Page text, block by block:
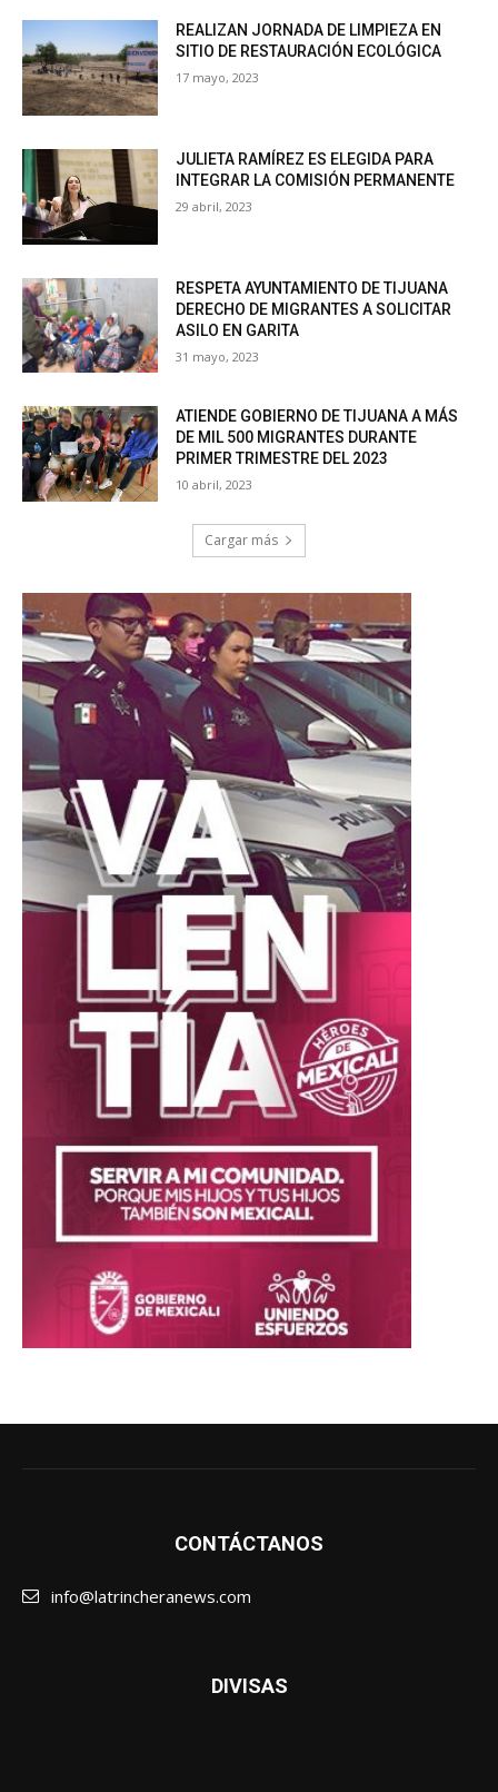
REALIZAN JORNADA DE LIMPIEZA EN
SITIO DE RESTAURACIÓN ECOLÓGICA
17 mayo, 2023
JULIETA RAMÍREZ ES ELEGIDA PARA
INTEGRAR LA COMISIÓN PERMANENTE
29 abril, 2023
RESPETA AYUNTAMIENTO DE TIJUANA
DERECHO DE MIGRANTES A SOLICITAR
ASILO EN GARITA
31 mayo, 2023
ATIENDE GOBIERNO DE TIJUANA A MÁS
DE MIL 500 MIGRANTES DURANTE
PRIMER TRIMESTRE DEL 2023
10 abril, 2023
Cargar más
CONTÁCTANOS
info@latrincheranews.com
DIVISAS